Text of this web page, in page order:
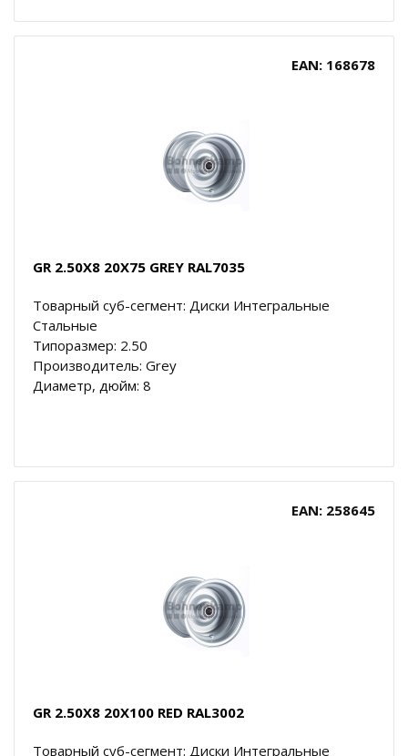
EAN: 168678
GR 2.50X8 20X75 GREY RAL7035
Товарный суб-сегмент: Диски Интегральные
Стальные
Типоразмер: 2.50
Производитель: Grey
Диаметр, дюйм: 8
EAN: 258645
GR 2.50X8 20X100 RED RAL3002
Товарный суб-сегмент: Диски Интегральные